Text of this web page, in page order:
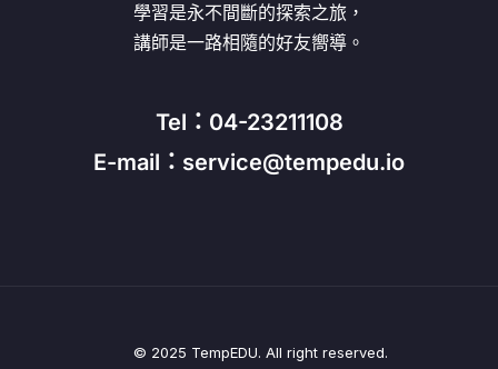
學習是永不間斷的探索之旅，
講師是一路相隨的好友嚮導。
Tel：04-23211108
E-mail：service@tempedu.io
© 2025 TempEDU. All right reserved.